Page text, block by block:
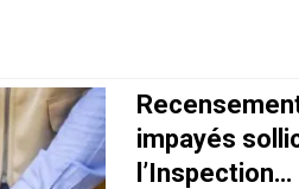
impayés
l’Inspection…